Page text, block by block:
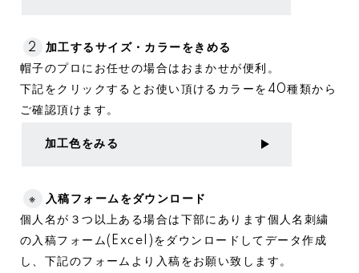
2
加工するサイズ・カラーをきめる
帽子のプロにお任せの場合はおまかせが便利。
下記をクリックするとお使い頂けるカラーを40種類から
ご確認頂けます。
加工色をみる
※
入稿フォームをダウンロード
個人名が３つ以上ある場合は下部にあります個人名刺繍
の入稿フォーム(Excel)をダウンロードしてデータ作成
し、下記のフォームより入稿をお願い致します。